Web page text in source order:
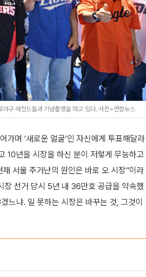
구 레전드들과 기념촬영을 하고 있다. 사진=연합뉴스
가며 ‘새로운 얼굴’인 자신에게 투표해달라
10년을 시장을 하신 분이 저렇게 무능하고
서울 주거난의 원인은 바로 오 시장”이라
장 선거 당시 5년 내 36만호 공급을 약속했
느냐. 일 못하는 시장은 바꾸는 것, 그것이